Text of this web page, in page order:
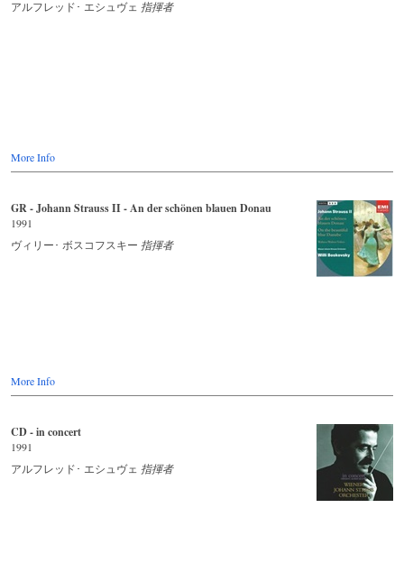
アルフレッド･ エシュヴェ 指揮者
More Info
GR - Johann Strauss II - An der schönen blauen Donau
1991
ヴィリー･ ボスコフスキー 指揮者
More Info
CD - in concert
1991
アルフレッド･ エシュヴェ 指揮者